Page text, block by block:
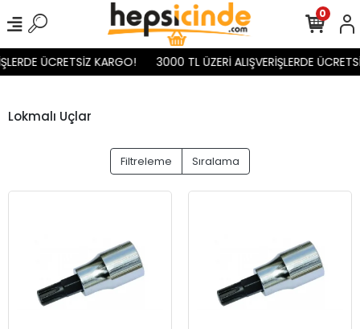
ÜCRETSİZ KARGO! 3000 TL ÜZERİ ALIŞVERİŞLERDE
0
Lokmalı Uçlar
Filtreleme Sıralama